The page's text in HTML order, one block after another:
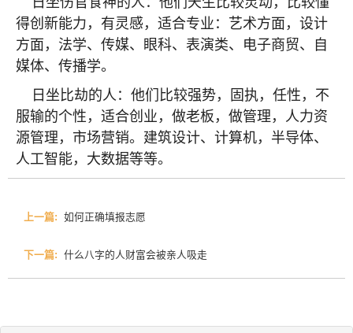
得创新能力，有灵感，适合专业：艺术方面，设计
方面，法学、传媒、眼科、表演类、电子商贸、自
媒体、传播学。
日坐比劫的人：他们比较强势，固执，任性，不
服输的个性，适合创业，做老板，做管理，人力资
源管理，市场营销。建筑设计、计算机，半导体、
人工智能，大数据等等。
上一篇: 如何正确填报志愿
下一篇: 什么八字的人财富会被亲人吸走